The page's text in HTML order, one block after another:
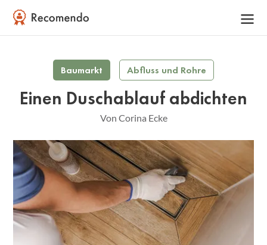
Baumarkt Abfluss und Rohre
Einen Duschablauf abdichten
Von Corina Ecke